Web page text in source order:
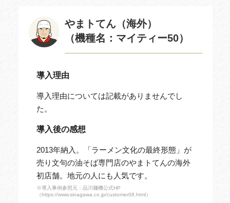
やまトてん（海外）
（機種名：マイティー50）
導入理由
導入理由については記載がありませんでし
た。
導入後の感想
2013年納入。「ラーメン文化の最終形態」が
売り文句の油そば専門店のやまトてんの海外
初店舗。地元の人にも人気です。
※導入事例参照元：品川麺機公式HP
（https://www.sinagawa.co.jp/customer08.html）